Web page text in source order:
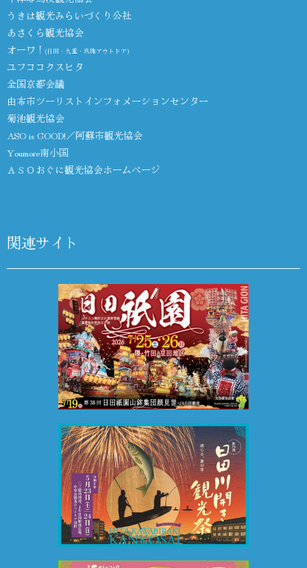
うきは観光みらいづくり公社
あさくら観光協会
オーワ！ (日田・九重・玖珠アウトドア)
ユフココクスヒタ
全国京都会議
由布市ツーリストインフォメーションセンター
菊池観光協会
ASO is GOOD!／阿蘇市観光協会
Youmore南小国
ＡＳＯおぐに観光協会ホームページ
関連サイト